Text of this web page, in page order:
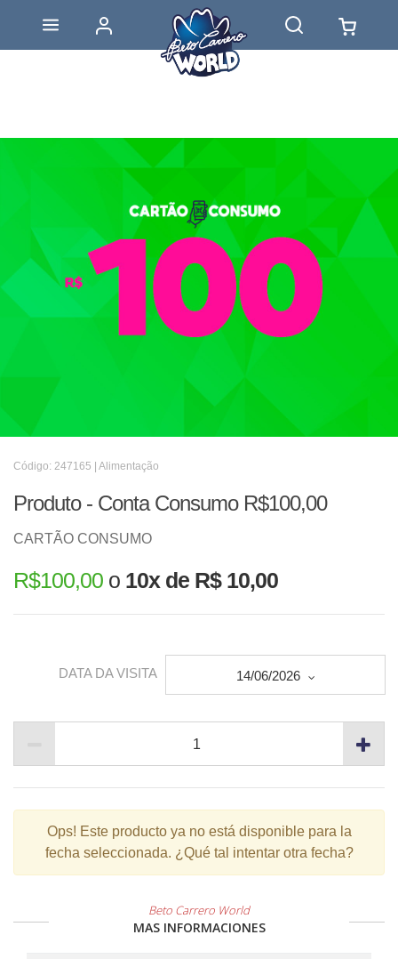
Código: 247165 | Alimentação
Produto - Conta Consumo R$100,00
CARTÃO CONSUMO
R$100,00 o 10x de R$ 10,00
DATA DA VISITA 14/06/2026
Ops! Este producto ya no está disponible para la
fecha seleccionada. ¿Qué tal intentar otra fecha?
Beto Carrero World
MAS INFORMACIONES